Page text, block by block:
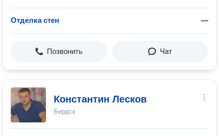
Отделка стен —
Позвонить Чат
Константин Лесков
Бердск